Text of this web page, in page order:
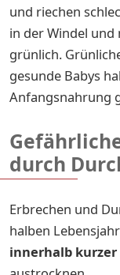
und riechen
in der Windel
grünlich.
gesunde Babys
Anfangsnahrung
durch
Erbrechen und
halben
innerhalb kurzer